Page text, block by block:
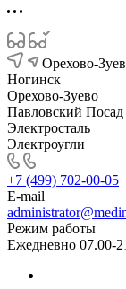
Орехово-
Ногинск
Орехово-Зуево
Павловский Посад
Электросталь
Электроугли
+7 (499) 702-00-05
E-mail
Режим работы
Ежедневно 07.00-